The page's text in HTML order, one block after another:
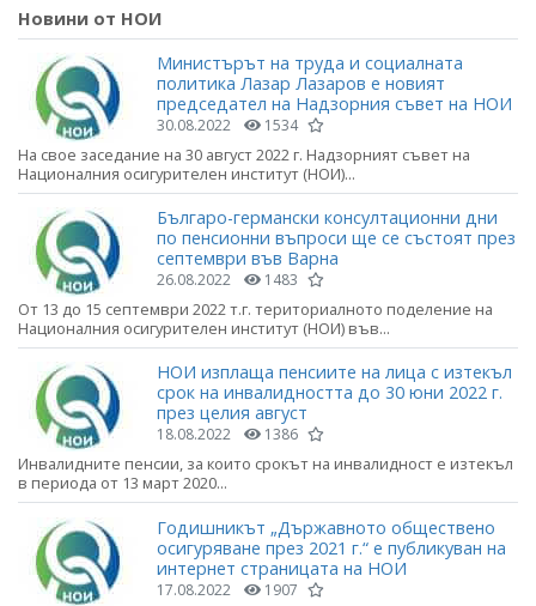
Новини от НОИ
Министърът на труда и социалната
политика Лазар Лазаров е новият
председател на Надзорния съвет на НОИ
30.08.2022 1534
На свое заседание на 30 август 2022 г. Надзорният съвет на
Националния осигурителен институт (НОИ)...
Българо-германски консултационни дни
по пенсионни въпроси ще се състоят през
септември във Варна
26.08.2022 1483
От 13 до 15 септември 2022 т.г. териториалното поделение на
Националния осигурителен институт (НОИ) във...
НОИ изплаща пенсиите на лица с изтекъл
срок на инвалидността до 30 юни 2022 г.
през целия август
18.08.2022 1386
Инвалидните пенсии, за които срокът на инвалидност е изтекъл
в периода от 13 март 2020...
Годишникът „Държавното обществено
осигуряване през 2021 г.“ е публикуван на
интернет страницата на НОИ
17.08.2022 1907